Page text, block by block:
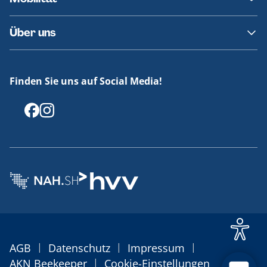
Fundsachen
Häufige Fragen
Barrierefreies Reisen
Erklärung Barrierefreiheit
Über uns
Offenlegungen
Finden Sie uns auf Social Media!
AGB | Datenschutz | Impressum |
AKN Beekeeper | Cookie-Einstellungen